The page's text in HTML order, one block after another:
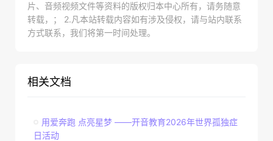
片、音频视频文件等资料的版权归本中心所有，请务随意
转载，； 2.凡本站转载内容如有涉及侵权，请与站内联系
方式联系，我们将第一时间处理。
相关文档
用爱奔跑 点亮星梦 ——开音教育2026年世界孤独症
日活动